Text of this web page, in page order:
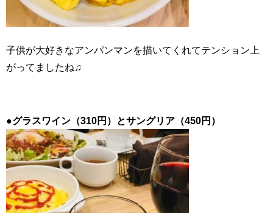
子供が大好きなアンパンマンを描いてくれてテンション上
がってましたね♫
●グラスワイン（310円）とサングリア（450円）